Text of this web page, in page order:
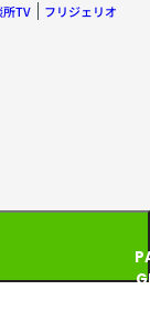
所TV
フリジェリオ